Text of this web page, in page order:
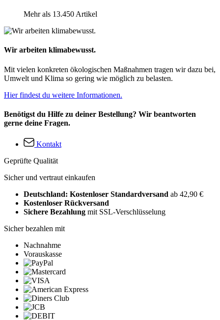
Mehr als 13.450 Artikel
Wir arbeiten klimabewusst.
Mit vielen konkreten ökologischen Maßnahmen tragen wir dazu bei,
Umwelt und Klima so gering wie möglich zu belasten.
Hier findest du weitere Informationen.
Benötigst du Hilfe zu deiner Bestellung? Wir beantworten
gerne deine Fragen.
Kontakt
Geprüfte Qualität
Sicher und vertraut einkaufen
Deutschland: Kostenloser Standardversand ab 42,90 €
Kostenloser Rückversand
Sichere Bezahlung mit SSL-Verschlüsselung
Sicher bezahlen mit
Nachnahme
Vorauskasse